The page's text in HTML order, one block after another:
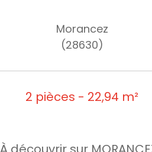
Morancez
(28630)
2 pièces - 22,94 m²